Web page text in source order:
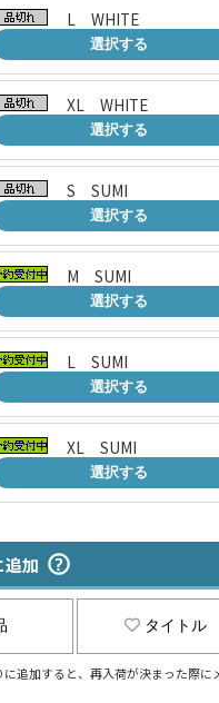
L WHITE
選択する
XL WHITE
選択する
S SUMI
選択する
M SUMI
選択する
L SUMI
選択する
XL SUMI
選択する
追加
タイトル
追加すると、再入荷が決まった際に